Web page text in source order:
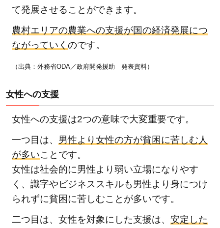
て発展させることができます。
農村エリアの農業への支援が国の経済発展につ
ながっていく のです。
（出典：外務省ODA／政府開発援助 発表資料）
女性への支援
女性への支援は2つの意味で大変重要です。
一つ目は、 男性より女性の方が貧困に苦しむ人
が多いことです。
女性は社会的に男性より弱い立場になりやす
く、識字やビジネススキルも男性より身につけ
られずに貧困に苦しむことが多いです。
二つ目は、女性を対象にした支援は、 安定した